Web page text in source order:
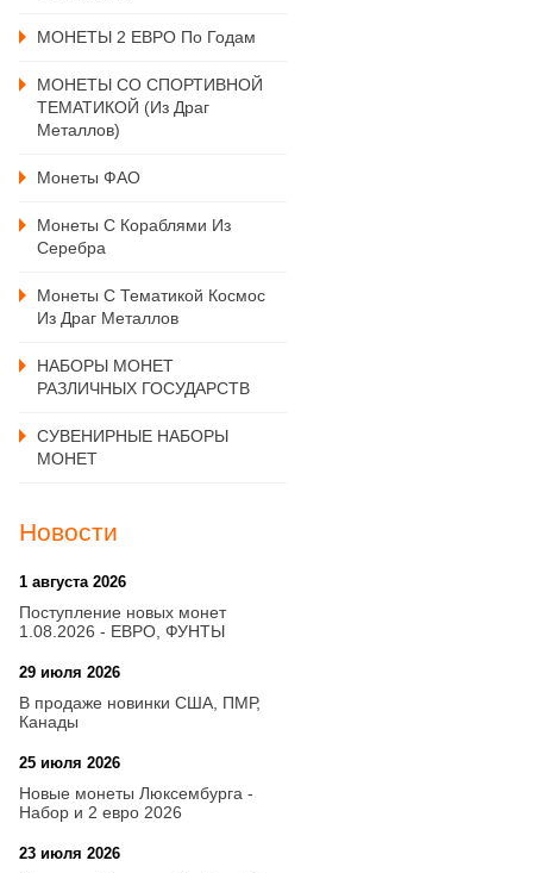
МОНЕТЫ 2 ЕВРО По Годам
МОНЕТЫ СО СПОРТИВНОЙ
ТЕМАТИКОЙ (из Драг
Металлов)
Монеты ФАО
Монеты С Кораблями Из
Серебра
Монеты С Тематикой Космос
Из Драг Металлов
НАБОРЫ МОНЕТ
РАЗЛИЧНЫХ ГОСУДАРСТВ
СУВЕНИРНЫЕ НАБОРЫ
МОНЕТ
Новости
1 августа 2026
Поступление новых монет
1.08.2026 - ЕВРО, ФУНТЫ
29 июля 2026
В продаже новинки США, ПМР,
Канады
25 июля 2026
Новые монеты Люксембурга -
Набор и 2 евро 2026
23 июля 2026